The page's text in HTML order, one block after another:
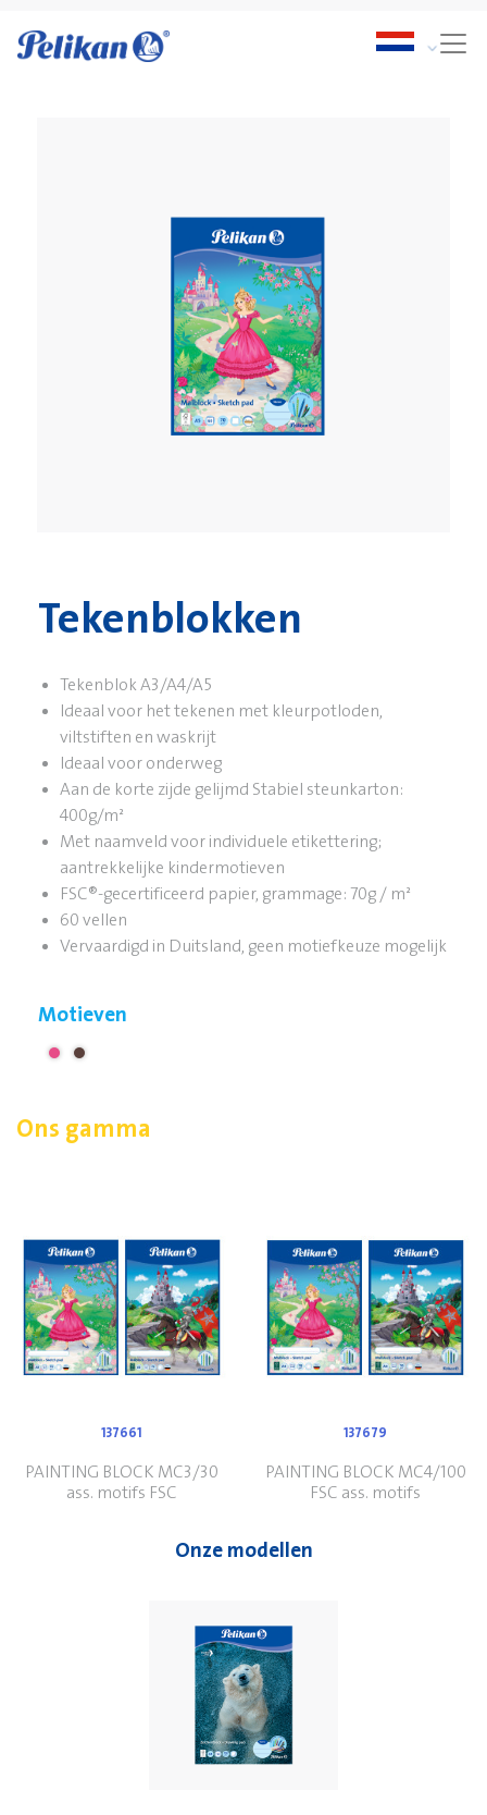
Tekenblokken
Tekenblok A3/A4/A5
Ideaal voor het tekenen met kleurpotloden,
viltstiften en waskrijt
Ideaal voor onderweg
Aan de korte zijde gelijmd Stabiel steunkarton:
400g/m²
Met naamveld voor individuele etikettering;
aantrekkelijke kindermotieven
FSC®-gecertificeerd papier, grammage: 70g / m²
60 vellen
Vervaardigd in Duitsland, geen motiefkeuze mogelijk
Motieven
Ons gamma
137661
PAINTING BLOCK MC3/30
ass. motifs FSC
137679
PAINTING BLOCK MC4/100
FSC ass. motifs
Onze modellen